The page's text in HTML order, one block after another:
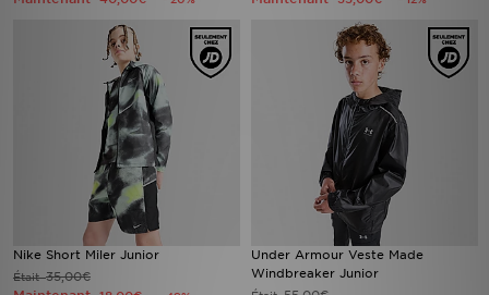
Nike Short Miler Junior
Était35,00€
Under Armour Veste Made
Windbreaker Junior